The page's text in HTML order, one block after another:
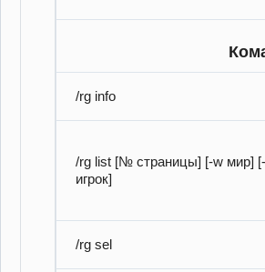
/rg info
/rg list [№ страницы] [-w мир]
игрок]
/rg sel